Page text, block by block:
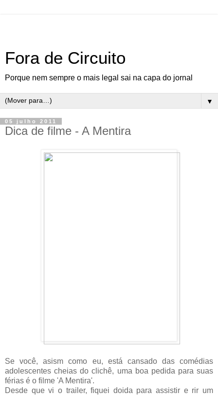
Fora de Circuito
Porque nem sempre o mais legal sai na capa do jornal
▼
05 julho 2011
Dica de filme - A Mentira
Se você, asism como eu, está cansado das comédias
adolescentes cheias do clichê, uma boa pedida para suas
férias é o filme 'A Mentira'.
Desde que vi o trailer, fiquei doida para assistir e rir um